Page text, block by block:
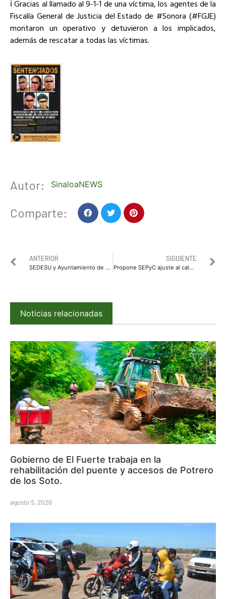
ℹ️ Gracias al llamado al 9-1-1 de una víctima, los agentes de la
Fiscalía General de Justicia del Estado de #Sonora (#FGJE)
montaron un operativo y detuvieron a los implicados,
además de rescatar a todas las víctimas.
Autor: SinaloaNEWS
Comparte:
ANTERIOR
SEDESU y Ayuntamiento de Guasave firman convenio para la certificación de playa Las Glorias
SIGUIENTE
Propone SEPyC ajuste al calendario escolar 2021-2022
Noticias relacionadas
Gobierno de El Fuerte trabaja en la
rehabilitación del puente y accesos de Potrero
de los Soto.
agosto 5, 2026